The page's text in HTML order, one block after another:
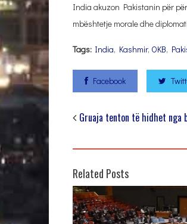
India akuzon Pakistanin për
mbështetje morale dhe
Tags: India, Kashmir, OKB,
Facebook
Gruaja tenton të hidhet nga
Related Posts